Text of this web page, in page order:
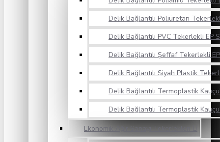
Delik Bağlantılı Poliüretan
Delik Bağlantılı PVC Tekerlekli EP
Delik Bağlantılı Şeffaf Tekerlekli
Delik Bağlantılı Siyah Plastik
Delik Bağlantılı Termoplastik
Delik Bağlantılı Termoplastik
Ekonomik Ağır Sanayi Tekerlekleri